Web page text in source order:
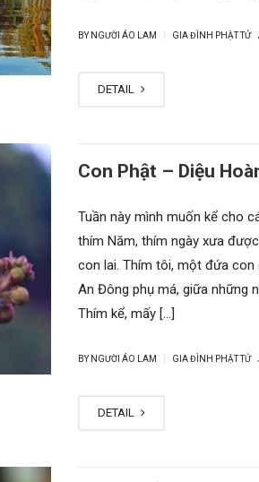
BY NGƯỜI ÁO LAM GIA ĐÌNH PHẬT TỬ .
DETAIL
Con Phật – Diệu
Tuần này mình muốn kể cho
thím Năm, thím ngày xưa
con lai. Thím tôi, một đứa con
An Đông phụ má, giữa những
Thím kể, mấy […]
BY NGƯỜI ÁO LAM GIA ĐÌNH PHẬT TỬ .
DETAIL